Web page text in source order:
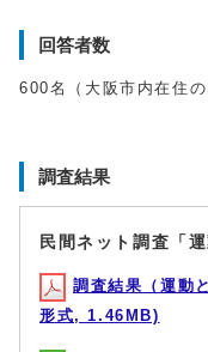
回答者数
600名（大阪市内在住の
調査結果
民間ネット調査「
調査結果（運動
形式, 1.46MB)